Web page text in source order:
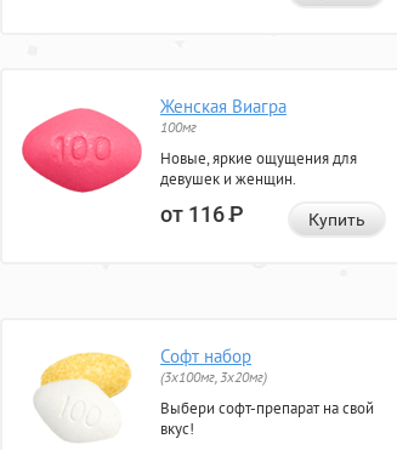
Женская Виагра
100мг
Новые, яркие ощущения для
девушек и женщин.
от 116Р Купить
Софт набор
(3x100мг, 3x20мг)
Выбери софт-препарат на свой
вкус!